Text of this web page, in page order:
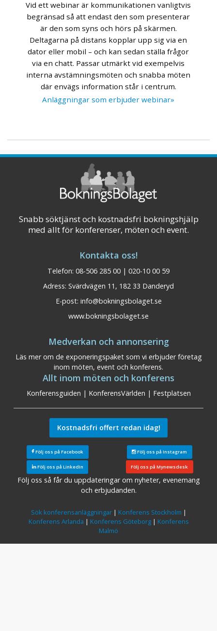
Vid ett webinar är kommunikationen vanligtvis
begränsad så att endast den som presenterar
är den som syns och hörs på skärmen.
Deltagarna på distans kopplar upp sig via en
dator eller mobil – och kan sedan ställa frågor
via en chatt. Passar utmärkt vid exempelvis
interna avstämningsmöten och snabba möten
där envägs information står i centrum.
Anläggningar som erbjuder webinar»
Snabb söktjänst och kostnadsfri bokningshjälp
med allt för konferenser, möten och event.
Kontakta oss!
Telefon: 08-506 285 00 | 020-10 00 59
Adress: Svärdvägen 11, 182 33 Danderyd
E-post: info@bokningsbolaget.se
www.bokningsbolaget.se
Medverkan och annonsering
Läs mer om de exponeringspaket som vi erbjuder företag
inom möten, event och konferens.
Allt inom möten och konferens
Konferensguiden | KonferensVärlden | Festplatsen
Kostnadsfri offert redan idag!
Följ oss på Facebook Följ oss på Instagram
Följ oss på LinkedIn Följ oss på Mynewsdesk
Följ oss så får du uppdateringar om nyheter, evenemang
och erbjudanden.
Sök konferensanläggningar| Konferens Stockholm |
Konferens Arlanda | Konferens Göteborg| Konferens
Malmö